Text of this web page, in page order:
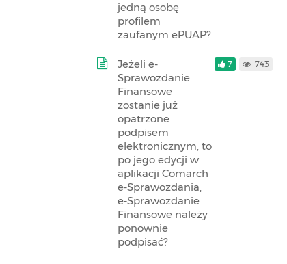
jedną osobę
profilem
zaufanym ePUAP?
Jeżeli e-
Sprawozdanie
Finansowe
zostanie już
opatrzone
podpisem
elektronicznym, to
po jego edycji w
aplikacji Comarch
e-Sprawozdania,
e-Sprawozdanie
Finansowe należy
ponownie
podpisać?
7 743